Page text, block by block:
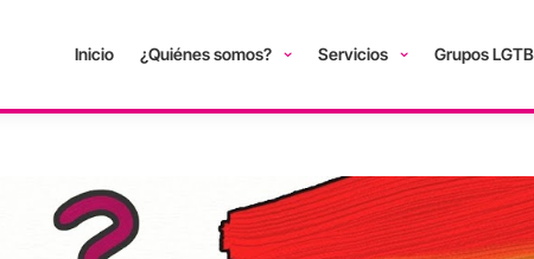
Inicio ¿Quiénes somos? Servicios Grupos